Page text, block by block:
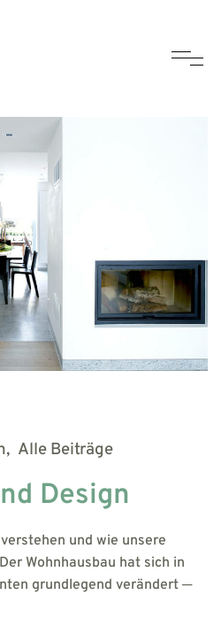
Alle Beiträge
Design
und wie unsere
Wohnhausbau hat sich in
grundlegend verändert ─